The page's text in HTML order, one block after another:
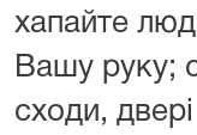
хапайте
Вашу руку;
сходи,